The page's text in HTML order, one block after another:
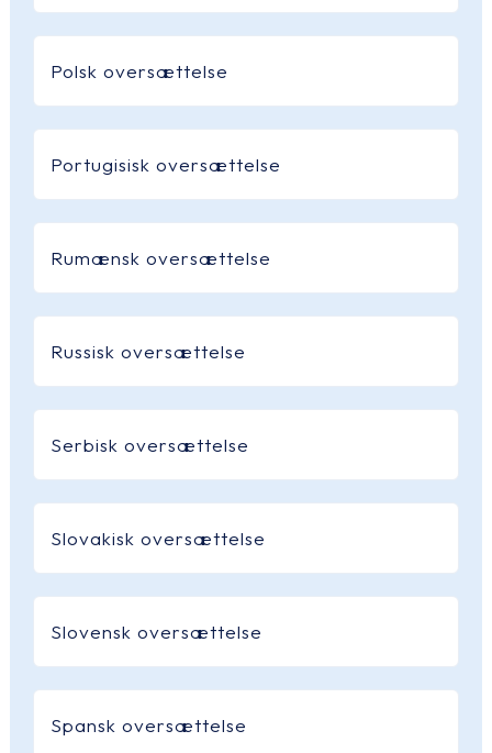
Polsk oversættelse
Portugisisk oversættelse
Rumænsk oversættelse
Russisk oversættelse
Serbisk oversættelse
Slovakisk oversættelse
Slovensk oversættelse
Spansk oversættelse